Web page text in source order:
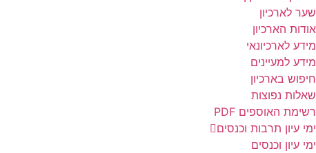
שער לארכיון
אודות הארכיון
מידע לארכיונאי
מידע למעיינים
חיפוש בארכיון
שאלות נפוצות
רשימת האוספים PDF
ימי עיון תרבות וכנסים
ימי עיון וכנסים